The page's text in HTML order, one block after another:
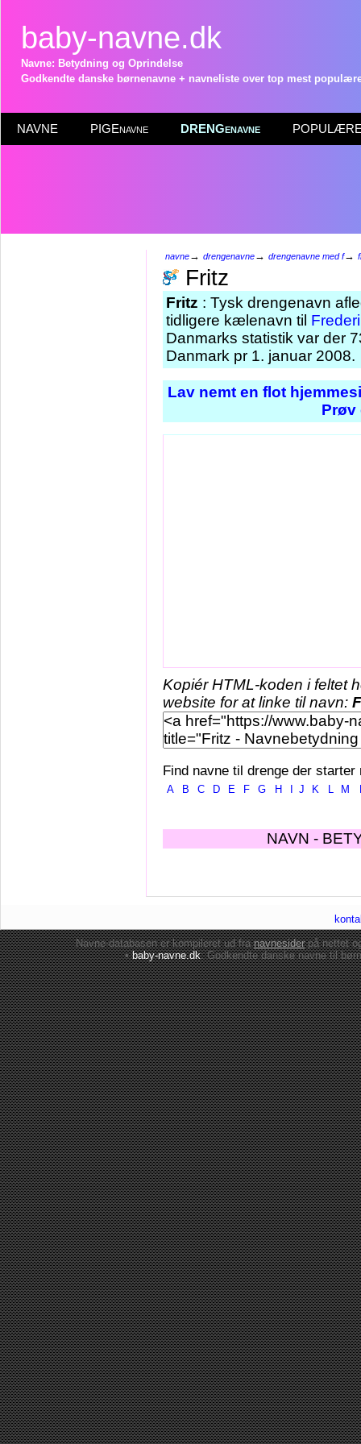
baby-navne.dk
Navne: Betydning og Oprindelse
Godkendte danske børnenavne + navneliste over top mest
NAVNE PIGEnavne DRENGenavne POPULÆRE
navne→ drengenavne→ drengenavne med f→
Fritz
Fritz : Tysk drengenavn
tidligere kælenavn til
Danmarks statistik var der
Danmark pr 1. januar 2008.
Lav nemt en flot
Prøv
Kopiér HTML-koden i feltet
website for at linke til navn:
Find navne til drenge der starter
A B C D E F G H J K L M
NAVN -
Navne-databasen er kompileret ud franavnesiderpå nettet
•baby-navne.dk: Godkendte danskenavne til børn